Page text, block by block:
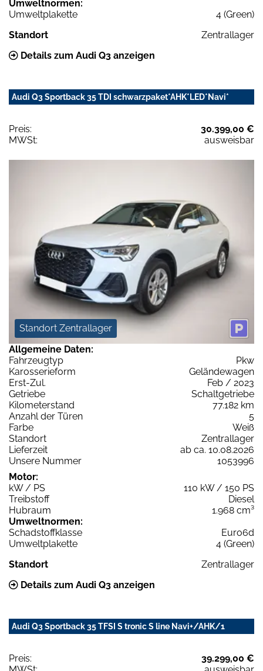
Umweltnormen:
Umweltplakette
4 (Green)
Standort
Zentrallager
Details zum Audi Q3 anzeigen
Audi Q3 Sportback 35 TDI schwarzpaket*AHK*LED*Navi*
Preis:
30.399,00 €
MWSt:
ausweisbar
Standort Zentrallager
Allgemeine Daten:
Fahrzeugtyp
Pkw
Karosserieform
Geländewagen
Erst-Zul.
Feb / 2023
Getriebe
Schaltgetriebe
Kilometerstand
77.182 km
Anzahl der Türen
5
Farbe
Weiß
Standort
Zentrallager
Lieferzeit
ab ca. 10.08.2026
Unsere Nummer
1053996
Motor:
kW / PS
110 kW / 150 PS
Treibstoff
Diesel
Hubraum
1.968 cm³
Umweltnormen:
Schadstoffklasse
Euro6d
Umweltplakette
4 (Green)
Standort
Zentrallager
Details zum Audi Q3 anzeigen
Audi Q3 Sportback 35 TFSI S tronic S line Navi+/AHK/1
Preis:
39.299,00 €